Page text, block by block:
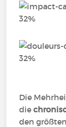
32%
32%
Die
die
den